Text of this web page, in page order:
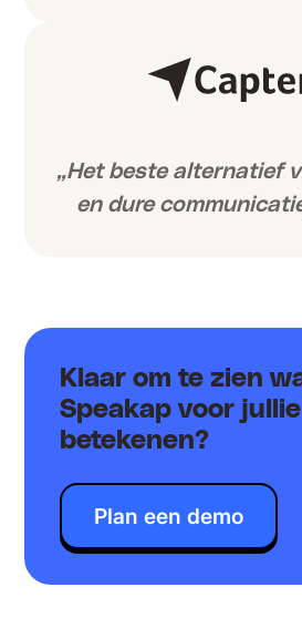
„Het beste alternatief
en dure
Klaar om te zien
Speakap voor
betekenen?
Plan een demo